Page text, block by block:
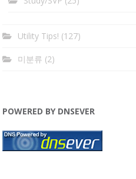
Utility Tips! (127)
미분류 (2)
POWERED BY DNSEVER